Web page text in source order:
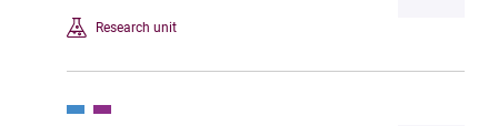
Research unit